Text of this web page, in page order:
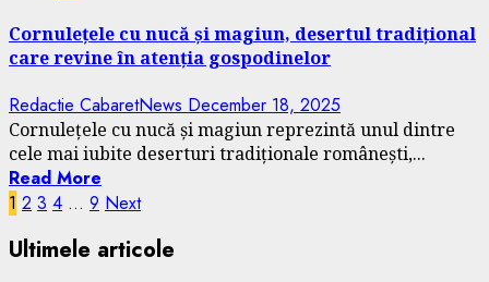
Cornulețele cu nucă și magiun, desertul tradițional
care revine în atenția gospodinelor
Redactie CabaretNews December 18, 2025
Cornulețele cu nucă și magiun reprezintă unul dintre
cele mai iubite deserturi tradiționale românești,...
Read More
Posts
pagination
1 2 3 4 … 9 Next
Ultimele articole